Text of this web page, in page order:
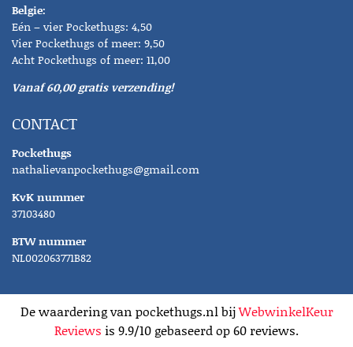
Belgie:
Eén – vier Pockethugs: 4,50
Vier Pockethugs of meer: 9,50
Acht Pockethugs of meer: 11,00
Vanaf 60,00 gratis verzending!
CONTACT
Pockethugs
nathalievanpockethugs@gmail.com
KvK nummer
37103480
BTW nummer
NL002063771B82
De waardering van pockethugs.nl bijWebwinkelKeur
Reviews is 9.9/10 gebaseerd op 60 reviews.